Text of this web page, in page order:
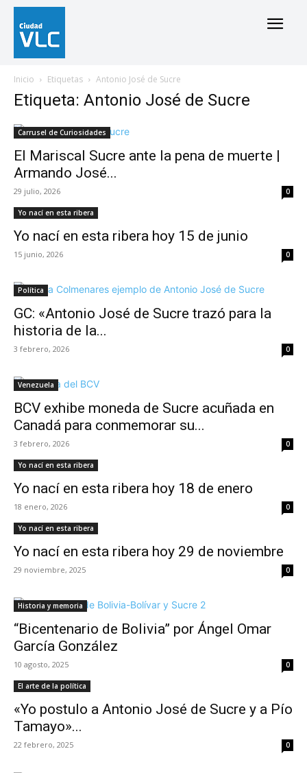
Inicio Etiquetas Antonio José de Sucre
Etiqueta: Antonio José de Sucre
Carrusel de Curiosidades
El Mariscal Sucre ante la pena de muerte |
Armando José...
29 julio, 2026 0
Yo nací en esta ribera
Yo nací en esta ribera hoy 15 de junio
15 junio, 2026 0
Política
GC: «Antonio José de Sucre trazó para la
historia de la...
3 febrero, 2026 0
Venezuela
BCV exhibe moneda de Sucre acuñada en
Canadá para conmemorar su...
3 febrero, 2026 0
Yo nací en esta ribera
Yo nací en esta ribera hoy 18 de enero
18 enero, 2026 0
Yo nací en esta ribera
Yo nací en esta ribera hoy 29 de noviembre
29 noviembre, 2025 0
Historia y memoria
“Bicentenario de Bolivia” por Ángel Omar
García González
10 agosto, 2025 0
El arte de la política
«Yo postulo a Antonio José de Sucre y a Pío
Tamayo»...
22 febrero, 2025 0